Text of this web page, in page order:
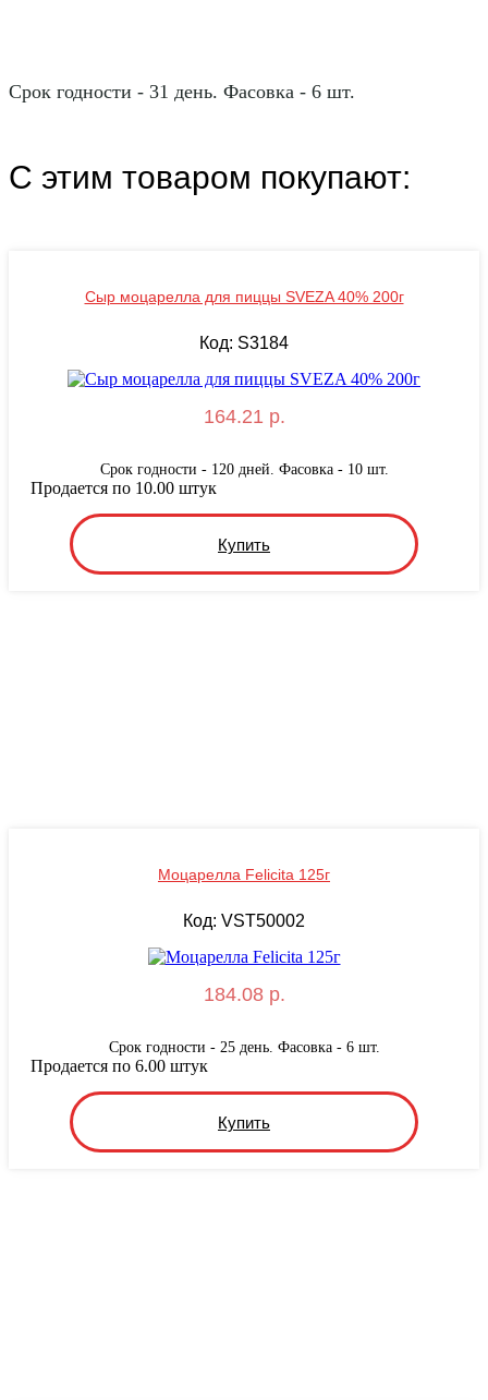
Срок годности - 31 день. Фасовка - 6 шт.
С этим товаром покупают:
Сыр моцарелла для пиццы SVEZA 40% 200г
Код: S3184
164.21 р.
Срок годности - 120 дней. Фасовка - 10 шт.
Купить
Продается по 10.00 штук
Моцарелла Felicita 125г
Код: VST50002
184.08 р.
Срок годности - 25 день. Фасовка - 6 шт.
Купить
Продается по 6.00 штук